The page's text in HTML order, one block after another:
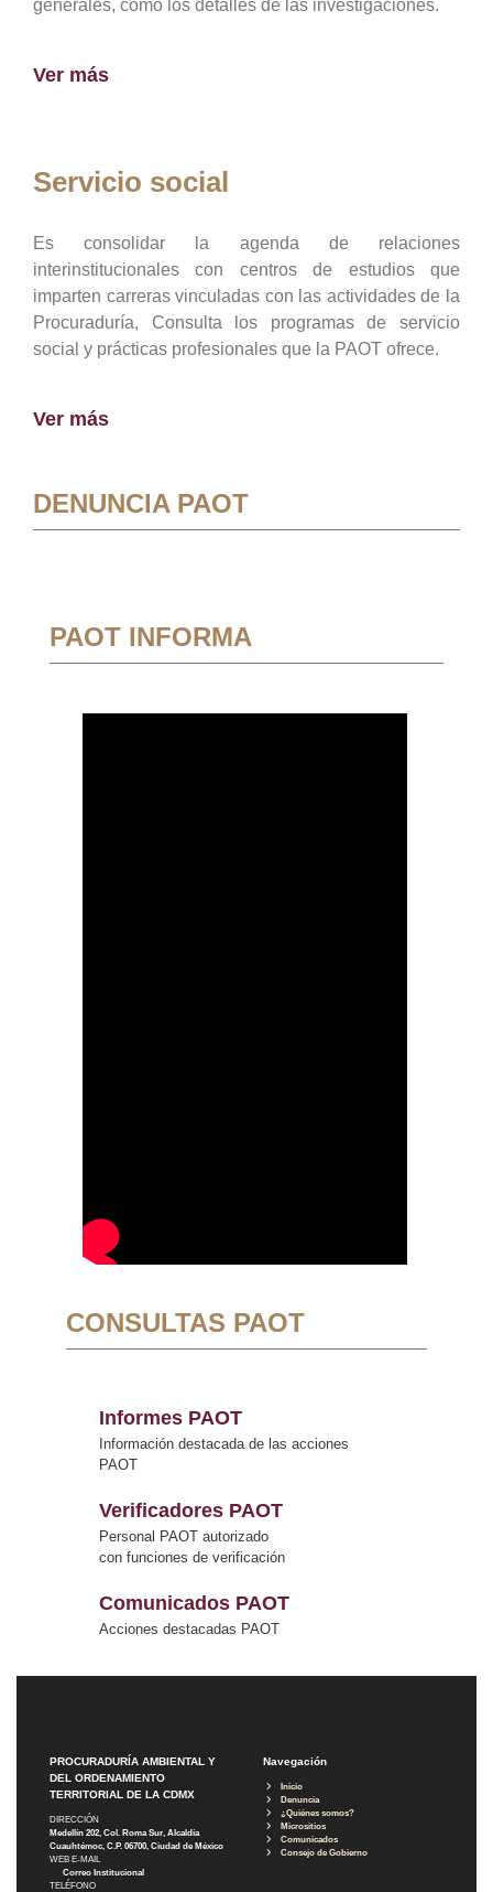
generales, como los detalles de las investigaciones.
Ver más
Servicio social
Es consolidar la agenda de relaciones
interinstitucionales con centros de estudios que
imparten carreras vinculadas con las actividades de la
Procuraduría, Consulta los programas de servicio
social y prácticas profesionales que la PAOT ofrece.
Ver más
DENUNCIA PAOT
PAOT INFORMA
CONSULTAS PAOT
Informes PAOT
Información destacada de las acciones
PAOT
Verificadores PAOT
Personal PAOT autorizado
con funciones de verificación
Comunicados PAOT
Acciones destacadas PAOT
PROCURADURÍA AMBIENTAL Y
DEL ORDENAMIENTO
TERRITORIAL DE LA CDMX
DIRECCIÓN
Medellín 202, Col. Roma Sur, Alcaldía
Cuauhtémoc, C.P. 06700, Ciudad de México
WEB E-MAIL
Correo Institucional
TELÉFONO
Navegación
Inicio
Denuncia
¿Quiénes somos?
Micrositios
Comunicados
Consejo de Gobierno